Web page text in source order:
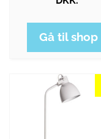
Gå til shop